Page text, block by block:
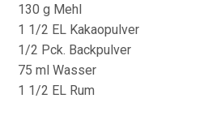
130 g Mehl
1 1/2 EL Kakaopulver
1/2 Pck. Backpulver
75 ml Wasser
1 1/2 EL Rum